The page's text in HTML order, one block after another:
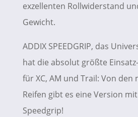
exzellenten Rollwiderstand
Gewicht.
ADDIX SPEEDGRIP, das
hat die absolut größte
für XC, AM und Trail: Von den
Reifen gibt es eine Version mit
Speedgrip!